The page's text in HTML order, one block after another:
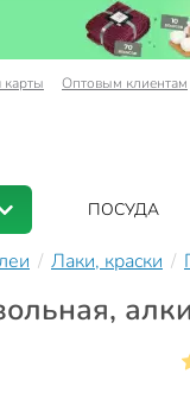
карты Оптовым клиентам
ПОСУДА
Лаки, краски